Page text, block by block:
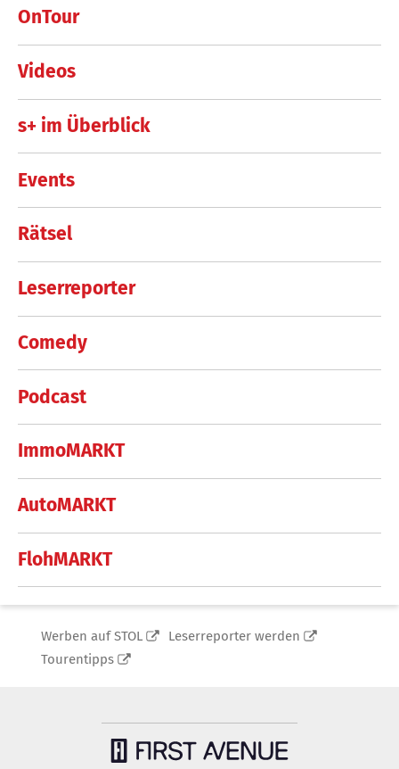
OnTour
Videos
s+ im Überblick
Events
Rätsel
Leserreporter
Comedy
Podcast
ImmoMARKT
AutoMARKT
FlohMARKT
Werben auf STOL
Leserreporter werden
Tourentipps